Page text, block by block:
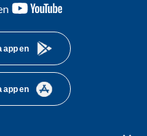
youtube-
app en
app en